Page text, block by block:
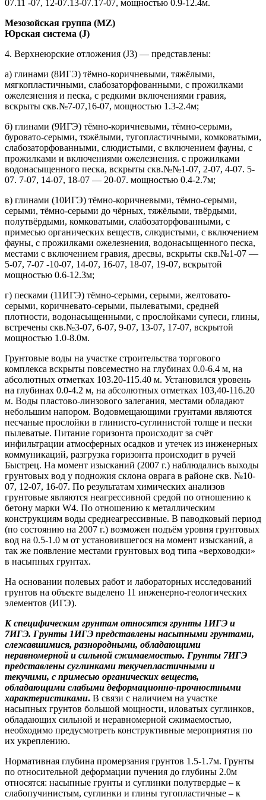
07.11 -07, 12-07.13-07.17-07, мощностью 0.9-12.4м.
Мезозойская группа (MZ)
Юрская система (J)
4. Верхнеюрские отложения (J3) — представлены:
а) глинами (8ИГЭ) тёмно-коричневыми, тяжёлыми,
мягкопластичными, слабозаторфованными, с прожилками
ожелезнения и песка, с редкими включениями гравия,
вскрыты скв.№7-07,16-07, мощностью 1.3-2.4м;
б) глинами (9ИГЭ) тёмно-коричневыми, тёмно-серыми,
буровато-серыми, тяжёлыми, тугопластичными, комковатыми,
слабозаторфованными, слюдистыми, с включением фауны, с
прожилками и включениями ожелезнения. с прожилками
водонасыщенного песка, вскрыты скв.№№1-07, 2-07, 4-07. 5-
07. 7-07, 14-07, 18-07 — 20-07. мощностью 0.4-2.7м;
в) глинами (10ИГЭ) тёмно-коричневыми, тёмно-серыми,
серыми, тёмно-серыми до чёрных, тяжёлыми, твёрдыми,
полутвёрдыми, комковатыми, слабозаторфованными, с
примесью органических веществ, слюдистыми, с включением
фауны, с прожилками ожелезнения, водонасыщенного песка,
местами с включением гравия, дресвы, вскрыты скв.№1-07 —
5-07, 7-07 -10-07, 14-07, 16-07, 18-07, 19-07, вскрытой
мощностью 0.6-12.3м;
г) песками (11ИГЭ) тёмно-серыми, серыми, желтовато-
серыми, коричневато-серыми, пылеватыми, средней
плотности, водонасыщенными, с прослойками супеси, глины,
встречены скв.№3-07, 6-07, 9-07, 13-07, 17-07, вскрытой
мощностью 1.0-8.0м.
Грунтовые воды на участке строительства торгового
комплекса вскрыты повсеместно на глубинах 0.0-6.4 м, на
абсолютных отметках 103.20-115.40 м. Установился уровень
на глубинах 0.0-4.2 м, на абсолютных отметках 103,40-116.20
м. Воды пластово-линзового залегания, местами обладают
небольшим напором. Водовмещающими грунтами являются
песчаные прослойки в глинисто-суглинистой толще и пески
пылеватые. Питание горизонта происходит за счёт
инфильтрации атмосферных осадков и утечек из инженерных
коммуникаций, разгрузка горизонта происходит в ручей
Быстрец. На момент изысканий (2007 г.) наблюдались выходы
грунтовых вод у подножия склона оврага в районе скв. №10-
07, 12-07, 16-07. По результатам химических анализов
грунтовые являются неагрессивной средой по отношению к
бетону марки W4. По отношению к металлическим
конструкциям воды среднеагрессивные. В паводковый период
(по состоянию на 2007 г.) возможен подъём уровня грунтовых
вод на 0.5-1.0 м от установившегося на момент изысканий, а
так же появление местами грунтовых вод типа «верховодки»
в насыпных грунтах.
На основании полевых работ и лабораторных исследований
грунтов на объекте выделено 11 инженерно-геологических
элементов (ИГЭ).
К специфическим грунтам относятся грунты 1ИГЭ и
7ИГЭ. Грунты 1ИГЭ представлены насыпными грунтами,
слежавшимися, разнородными, обладающими
неравномерной и сильной сжимаемостью. Грунты 7ИГЭ
представлены суглинками текучепластичными и
текучими, с примесью органических веществ,
обладающими слабыми деформационно-прочностными
характеристиками. В связи с наличием на участке
насыпных грунтов большой мощности, иловатых суглинков,
обладающих сильной и неравномерной сжимаемостью,
необходимо предусмотреть конструктивные мероприятия по
их укреплению.
Нормативная глубина промерзания грунтов 1.5-1.7м. Грунты
по относительной деформации пучения до глубины 2.0м
относятся: насыпные грунты и суглинки полутвердые – к
слабопучинистым, суглинки и глины тугопластичные – к